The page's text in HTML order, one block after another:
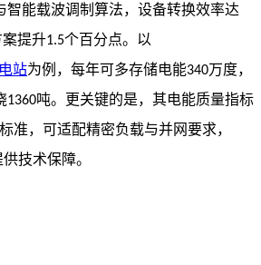
智能载波调制算法，设备转换效率达
提升1.5个百分点。以
站为例，每年可多存储电能340万度，
1360吨。更关键的是，其电能质量指标
准，可适配精密负载与并网要求，
供技术保障。